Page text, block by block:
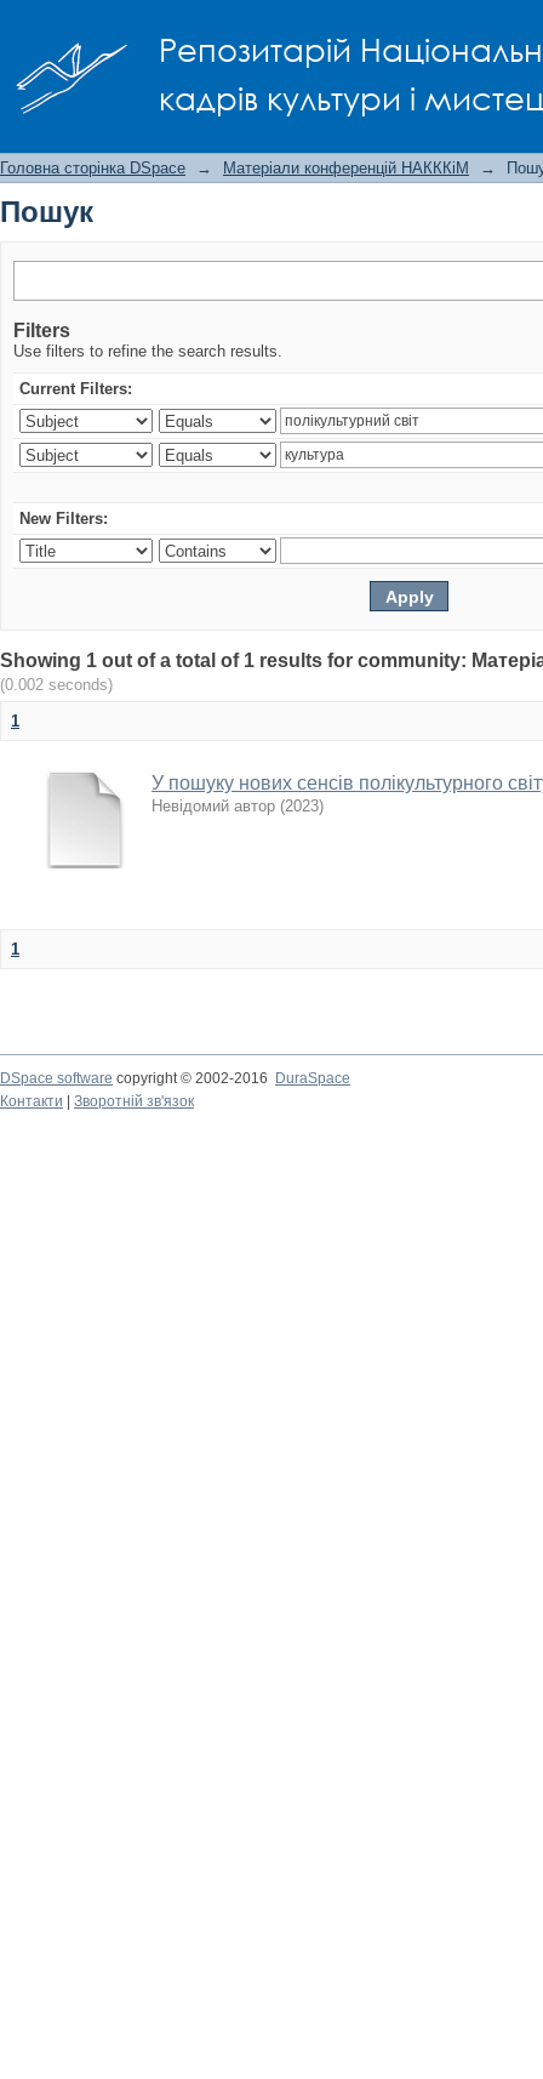
Репозитарій
кадрів культури і
Головна сторінка DSpace → Матеріали конференцій НАКККіМ →
Пошук
Filters
Use filters to refine the search results.
Current Filters:
New Filters:
Showing 1 out of a total of 1 results for community:
(0.002 seconds)
1
У пошуку нових сенсів полікультурного
Невідомий автор (2023)
1
DSpace software copyright © 2002-2016
DuraSpace
Контакти
Зворотній зв'язок